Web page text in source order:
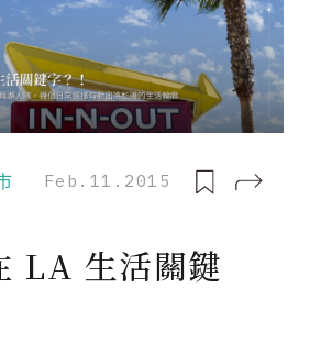
Feb.11.2015
LA 生活關鍵